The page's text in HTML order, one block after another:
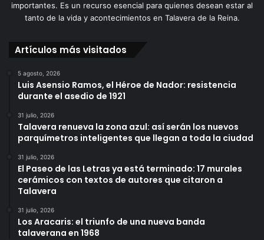
importantes. Es un recurso esencial para quienes desean estar al
tanto de la vida y acontecimientos en Talavera de la Reina.
Artículos más visitados
5 agosto, 2026
Luis Asensio Ramos, el Héroe de Nador: resistencia
durante el asedio de 1921
31 julio, 2026
Talavera renueva la zona azul: así serán los nuevos
parquímetros inteligentes que llegan a toda la ciudad
31 julio, 2026
El Paseo de las Letras ya está terminado: 17 murales
cerámicos con textos de autores que citaron a
Talavera
31 julio, 2026
Los Aracaris: el triunfo de una nueva banda
talaverana en 1968